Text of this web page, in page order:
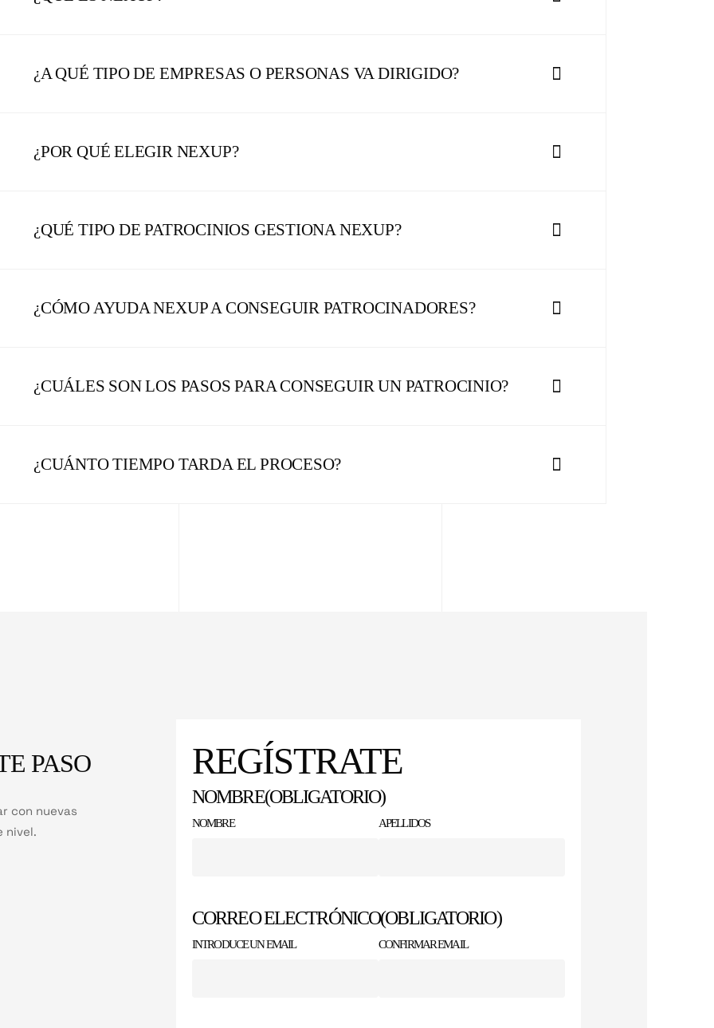
¿A QUÉ TIPO DE EMPRESAS O PERSONAS VA DIRIGIDO?
¿POR QUÉ ELEGIR NEXUP?
¿QUÉ TIPO DE PATROCINIOS GESTIONA NEXUP?
¿CÓMO AYUDA NEXUP A CONSEGUIR PATROCINADORES?
¿CUÁLES SON LOS PASOS PARA CONSEGUIR UN PATROCINIO?
¿CUÁNTO TIEMPO TARDA EL PROCESO?
PASO
con nuevas
nivel.
REGÍSTRATE
NOMBRE(OBLIGATORIO)
NOMBRE APELLIDOS
CORREO ELECTRÓNICO(OBLIGATORIO)
INTRODUCE UN EMAIL CONFIRMAR EMAIL